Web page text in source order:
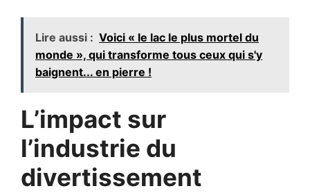
Lire aussi : Voici « le lac le plus mortel du
monde », qui transforme tous ceux qui s'y
baignent... en pierre !
L’impact sur
l’industrie du
divertissement